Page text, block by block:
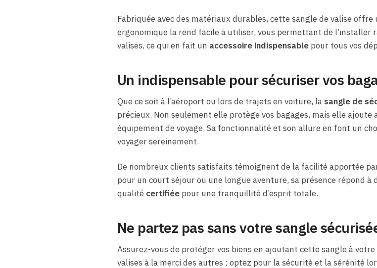
Fabriquée avec des matériaux durables, cette sangle de valise
ergonomique la rend facile à utiliser, vous permettant de
valises, ce qui en fait un accessoire indispensablepour tous vos
Un indispensable pour sécuriser vos
Que ce soit à l’aéroport ou lors de trajets en voiture, la sangle de
précieux. Non seulement elle protège vos bagages, mais elle ajoute
équipement de voyage. Sa fonctionnalité et son allure en font un
voyager sereinement.
De nombreux clients satisfaits témoignent de la facilité apportée
pour un court séjour ou une longue aventure, sa présence répond
qualité certifiéepour une tranquillité d’esprit totale.
Ne partez pas sans votre sangle
Assurez-vous de protéger vos biens en ajoutant cette sangle à
valises à la merci des autres ; optez pour la sécurité et la sérénité